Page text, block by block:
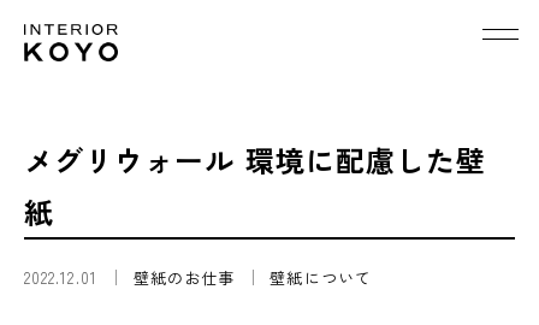
メグリウォール 環境に配慮した壁
紙
2022.12.01 壁紙のお仕事 壁紙について